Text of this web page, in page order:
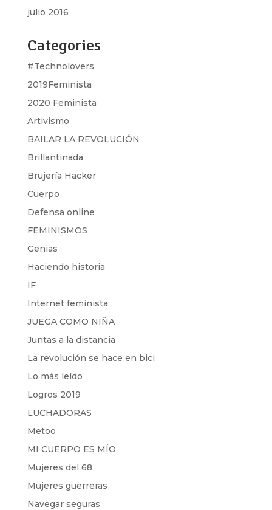
julio 2016
Categories
#Technolovers
2019Feminista
2020 Feminista
Artivismo
BAILAR LA REVOLUCIÓN
Brillantinada
Brujería Hacker
Cuerpo
Defensa online
FEMINISMOS
Genias
Haciendo historia
IF
Internet feminista
JUEGA COMO NIÑA
Juntas a la distancia
La revolución se hace en bici
Lo más leído
Logros 2019
LUCHADORAS
Metoo
MI CUERPO ES MÍO
Mujeres del 68
Mujeres guerreras
Navegar seguras